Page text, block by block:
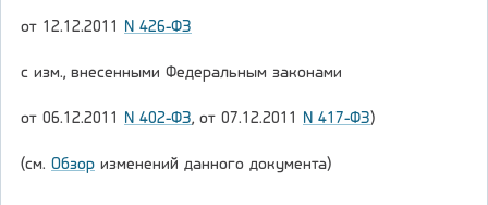
от 12.12.2011 N 426-ФЗ
с изм., внесенными Федеральным законами
от 06.12.2011 N 402-ФЗ, от 07.12.2011 N 417-ФЗ)
(см. Обзор изменений данного документа)